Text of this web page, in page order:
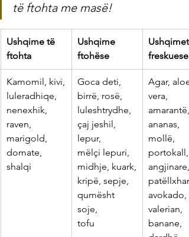
të ftohta me masë!
Ushqime të
ftohta
Ushqime
ftohëse
Ushqimet
freskuese
​Kamomil, kivi,
luleradhiqe,
nenexhik,
raven,
marigold,
domate,
shalqi
​Goca deti,
birrë, rosë,
luleshtrydhe,
çaj jeshil,
lepur,
mëlçi lepuri,
midhje, kuark,
kripë, sepje,
qumësht
soje,
tofu
​Agar, aloe
vera,
amarantë,
ananas,
mollë,
portokall,
angjinare,
patëllxhan,
avokado,
valerian,
banane,